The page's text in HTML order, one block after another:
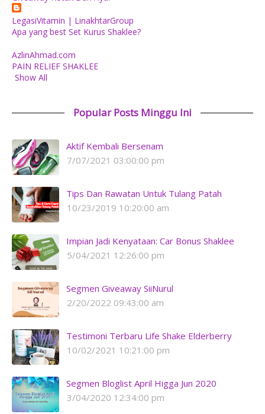
LegasiVitamin | LinakhtarGroup
Apa yang best Set Kurus Shaklee?
AzlinAhmad.com
PAIN RELIEF SHAKLEE
Show All
Popular Posts Minggu Ini
Aktif Kembali Bersenam
7/07/2021 03:00:00 pm
Tips Dan Rawatan Untuk Tulang Patah
10/23/2019 10:20:00 am
Impian Jadi Kenyataan: Car Bonus Shaklee
5/04/2021 12:26:00 pm
Segmen Giveaway SiiNurul
2/20/2022 09:43:00 am
Testimoni Terbaru Life Shake Elderberry
10/02/2021 10:21:00 pm
Segmen Bloglist April Higga Jun 2020
3/04/2020 12:34:00 pm